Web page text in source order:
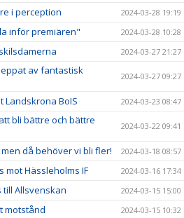
i perception 2024-03-28 19:19
inför premiären" 2024-03-28 10:28
2024-03-27 21:27
av fantastisk
2024-03-27 09:27
Landskrona BoIS 2024-03-23 08:47
bli bättre och bättre
2024-03-22 09:41
då behöver vi bli fler! 2024-03-18 08:57
mot Hässleholms IF 2024-03-16 17:34
till Allsvenskan 2024-03-15 15:00
motstånd 2024-03-15 10:32